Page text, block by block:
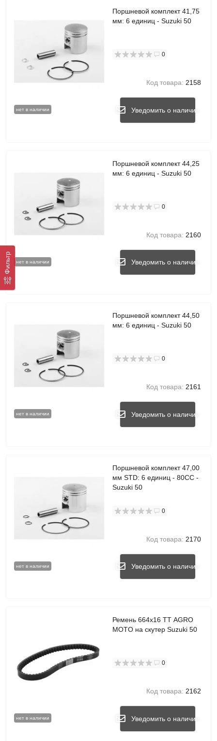
Фильтр
нет в наличии
Поршневой комплект 41,75
мм: 6 единиц - Suzuki 50
0
Код товара: 2158
Уведомить о наличии
нет в наличии
Поршневой комплект 44,25
мм: 6 единиц - Suzuki 50
0
Код товара: 2160
Уведомить о наличии
нет в наличии
Поршневой комплект 44,50
мм: 6 единиц - Suzuki 50
0
Код товара: 2161
Уведомить о наличии
нет в наличии
Поршневой комплект 47,00
мм STD: 6 единиц - 80CC -
Suzuki 50
0
Код товара: 2170
Уведомить о наличии
нет в наличии
Ремень 664x16 TT AGRO
MOTO на скутер Suzuki 50
0
Код товара: 2162
Уведомить о наличии